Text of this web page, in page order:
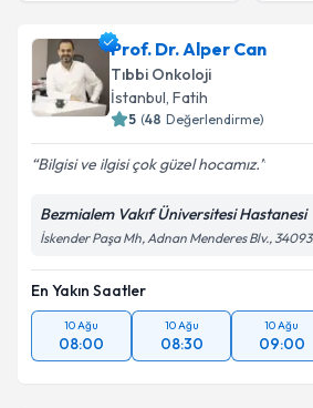
Prof. Dr. Alper Can
Tıbbi Onkoloji
İstanbul, Fatih
5 (48 Değerlendirme)
Bilgisi ve ilgisi çok güzel hocamız.
Bezmialem Vakıf Üniversitesi Hastanesi
İskender Paşa Mh, Adnan Menderes Blv., 34093
En Yakın Saatler
10 Ağu
08:00
10 Ağu
08:30
10 Ağu
09:00